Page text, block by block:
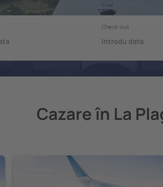
Cazare în La